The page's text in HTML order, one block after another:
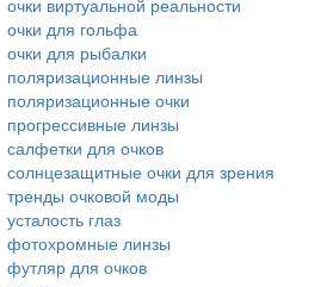
очки виртуальной реальности
очки для гольфа
очки для рыбалки
поляризационные линзы
поляризационные очки
прогрессивные линзы
салфетки для очков
солнцезащитные очки для зрения
тренды очковой моды
усталость глаз
фотохромные линзы
футляр для очков